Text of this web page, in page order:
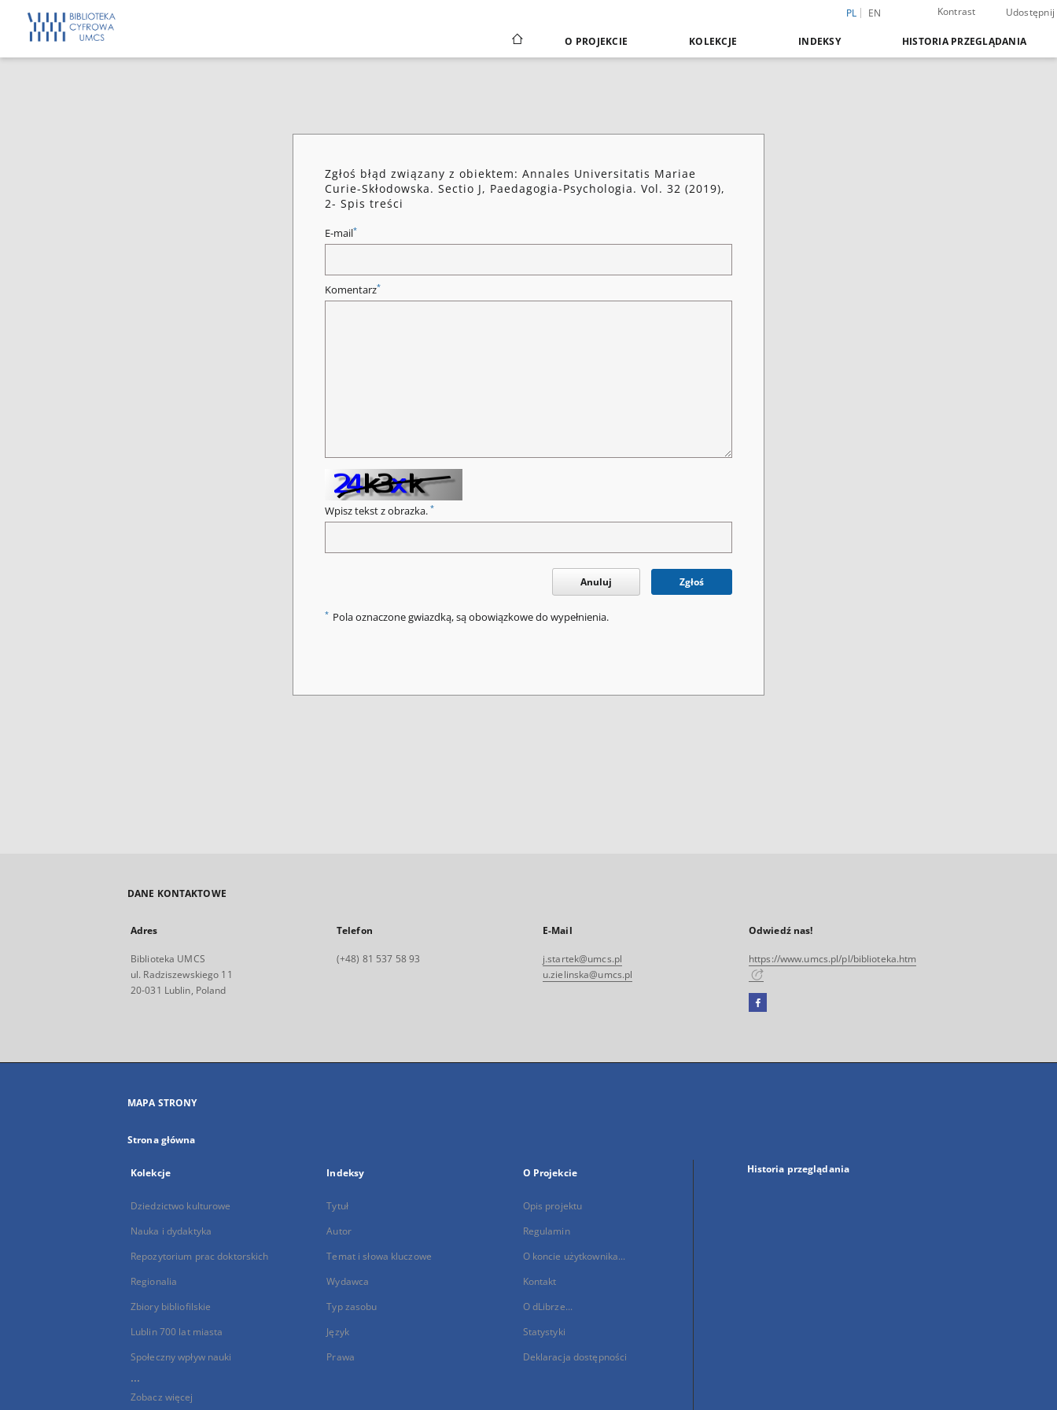
PL EN Kontrast Udostępnij
O PROJEKCIE KOLEKCJE INDEKSY HISTORIA PRZEGLĄDANIA
Zgłoś błąd związany z obiektem: Annales Universitatis Mariae
Curie-Skłodowska. Sectio J, Paedagogia-Psychologia. Vol. 32 (2019),
2- Spis treści
E-mail*
Komentarz*
Wpisz tekst z obrazka. *
Anuluj Zgłoś
* Pola oznaczone gwiazdką, są obowiązkowe do wypełnienia.
DANE KONTAKTOWE
Adres
Biblioteka UMCS
ul. Radziszewskiego 11
20-031 Lublin, Poland
Telefon
(+48) 81 537 58 93
E-Mail
j.startek@umcs.pl
u.zielinska@umcs.pl
Odwiedź nas!
https://www.umcs.pl/pl/biblioteka.htm
Facebook
się
MAPA STRONY
Strona główna
Kolekcje
Dziedzictwo kulturowe
Nauka i dydaktyka
Repozytorium prac doktorskich
Regionalia
Zbiory bibliofilskie
Lublin 700 lat miasta
Społeczny wpływ nauki
...
Zobacz więcej
Indeksy
Tytuł
Autor
Temat i słowa kluczowe
Wydawca
Typ zasobu
Język
Prawa
O Projekcie
Opis projektu
Regulamin
O koncie użytkownika...
Kontakt
O dLibrze...
Statystyki
Deklaracja dostępności
Historia przeglądania